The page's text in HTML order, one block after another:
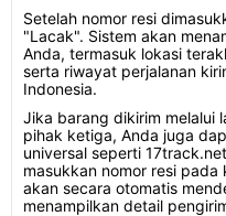
Setelah nomor resi
"Lacak". Sistem akan
Anda, termasuk lokasi
serta riwayat perjalanan
Indonesia.
Jika barang dikirim melalui
pihak ketiga, Anda juga
universal seperti
masukkan nomor resi pada
akan secara otomatis
menampilkan detail